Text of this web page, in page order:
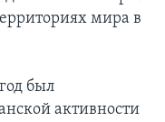
мира в
был
активности